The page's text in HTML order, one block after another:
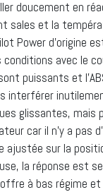
doucement en
sales et la
Power d’origine
avec le
puissants et
interférer
glissantes, mais
car il n’y a pas
ajustée sur la
la réponse est
à bas régime